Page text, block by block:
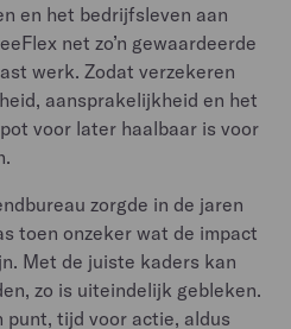
en het bedrijfsleven aan
net zo’n gewaardeerde
werk. Zodat verzekeren
aansprakelijkheid en het
voor later haalbaar is voor
zorgde in de jaren
toen onzeker wat de impact
Met de juiste kaders kan
zo is uiteindelijk gebleken.
punt, tijd voor actie, aldus